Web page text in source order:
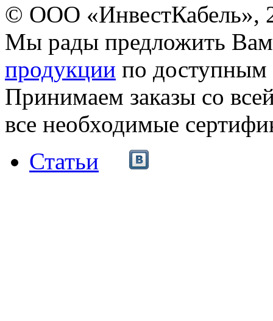
© ООО «ИнвестКабель»,
Мы рады предложить
продукции по доступным
Принимаем заказы со
все необходимые
Статьи